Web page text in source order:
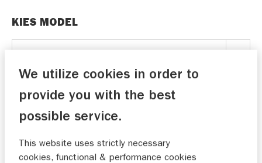
KIES MODEL
VOORKEURSDATUM
We utilize cookies in order to
provide you with the best
possible service.
This website uses strictly necessary
cookies, functional & performance cookies